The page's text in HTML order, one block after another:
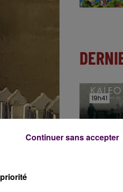
19h41
19h41
KALEO
Continuer sans accepter